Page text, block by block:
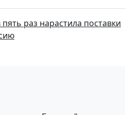
раз нарастила поставки